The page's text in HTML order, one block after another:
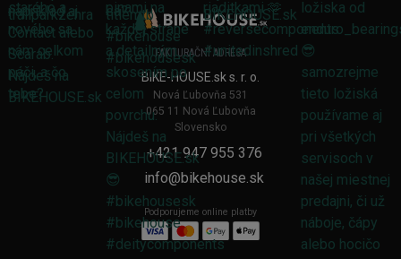
FAKTURAČNÍ ADRESA
BIKE-HOUSE.sk s. r. o.
Nová Ľubovňa 531
065 11 Nová Ľubovňa
Slovensko
+421 947 955 376
info@bikehouse.sk
Podporujeme online platby